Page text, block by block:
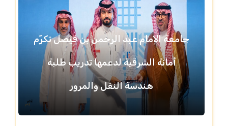
جامعة الإمام عبد الرحمن بن فيصل تكرّم
أمانة الشرقية لدعمها تدريب طلبة
هندسة النقل والمرور